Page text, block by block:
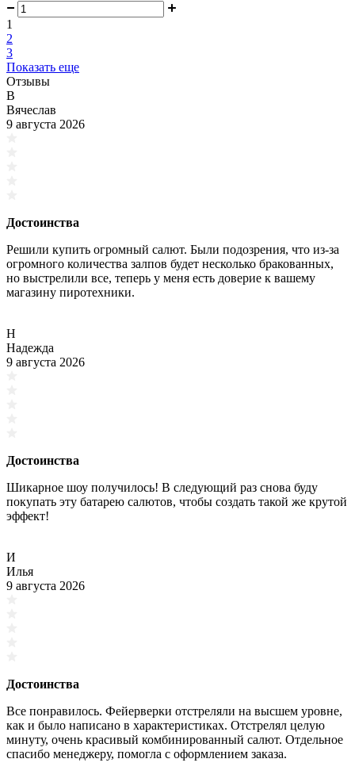
1
2
3
Показать еще
Отзывы
В
Вячеслав
9 августа 2026
Достоинства
Решили купить огромный салют. Были подозрения, что из-за
огромного количества залпов будет несколько бракованных,
но выстрелили все, теперь у меня есть доверие к вашему
магазину пиротехники.
Н
Надежда
9 августа 2026
Достоинства
Шикарное шоу получилось! В следующий раз снова буду
покупать эту батарею салютов, чтобы создать такой же крутой
эффект!
И
Илья
9 августа 2026
Достоинства
Все понравилось. Фейерверки отстреляли на высшем уровне,
как и было написано в характеристиках. Отстрелял целую
минуту, очень красивый комбинированный салют. Отдельное
спасибо менеджеру, помогла с оформлением заказа.